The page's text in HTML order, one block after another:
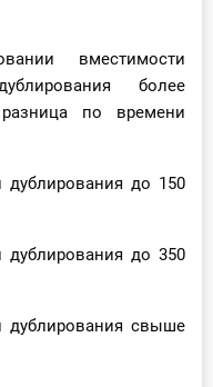
вместимости
более
по времени
до 150
до 350
дублирования свыше